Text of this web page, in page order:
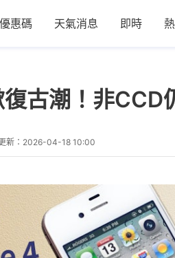
惠碼 天氣消息 即時
古潮！非
新： 2026-04-18 10:00